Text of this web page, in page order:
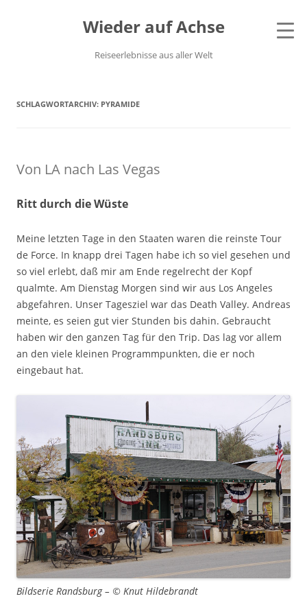
Wieder auf Achse
Reiseerlebnisse aus aller Welt
SCHLAGWORTARCHIV: PYRAMIDE
Von LA nach Las Vegas
Ritt durch die Wüste
Meine letzten Tage in den Staaten waren die reinste Tour
de Force. In knapp drei Tagen habe ich so viel gesehen und
so viel erlebt, daß mir am Ende regelrecht der Kopf
qualmte. Am Dienstag Morgen sind wir aus Los Angeles
abgefahren. Unser Tagesziel war das Death Valley. Andreas
meinte, es seien gut vier Stunden bis dahin. Gebraucht
haben wir den ganzen Tag für den Trip. Das lag vor allem
an den viele kleinen Programmpunkten, die er noch
eingebaut hat.
Bildserie Randsburg – © Knut Hildebrandt